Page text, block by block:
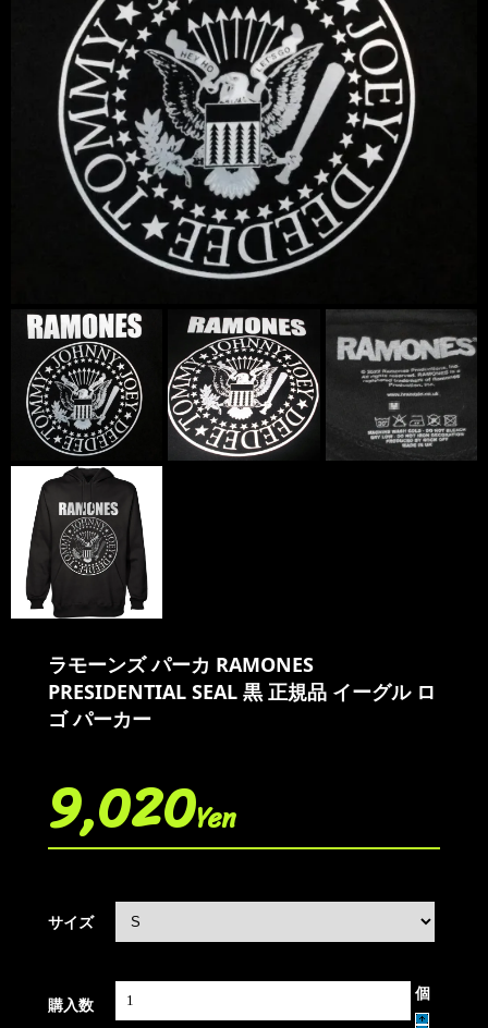
ラモーンズ パーカ RAMONES
PRESIDENTIAL SEAL 黒 正規品 イーグル ロ
ゴ パーカー
9,020Yen
サイズ
購入数
個